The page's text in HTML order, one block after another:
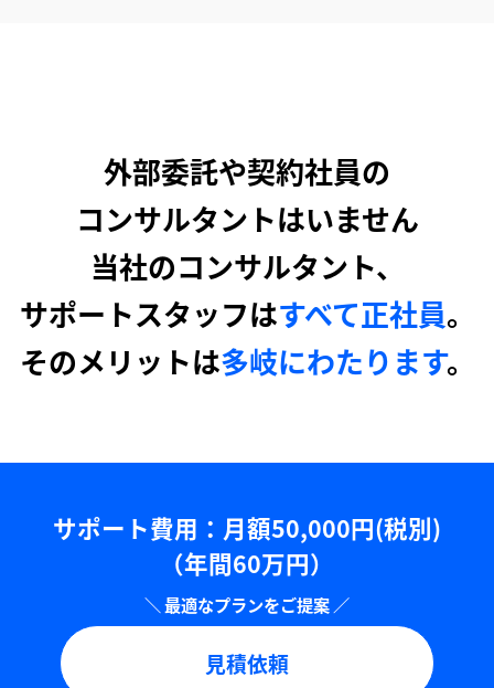
外部委託や契約社員の
コンサルタントはいません
当社のコンサルタント、
サポートスタッフはすべて正社員。
そのメリットは多岐にわたります。
サポート費用：⽉額50,000円(税別)
（年間60万円）
見積依頼